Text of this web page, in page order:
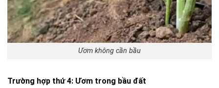
Ươm không cần bầu
️Trường hợp thứ 4: Ươm trong bầu đất